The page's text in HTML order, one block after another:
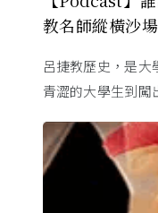
教名師縱橫沙
呂捷教歷史，是
青澀的大學生到闖
裡幾乎沒有臺灣史